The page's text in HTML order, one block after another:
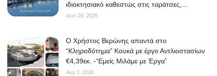
ιδιοκτησιακό καθεστώς στις ταράτσες,...
Ιουλ 29, 2026
O Χρήστος Βερώνης απαντά στο
“Κληροδότημα” Κουκά με έργο Αντλιοστασίων
€4,39εκ. -“Εμείς Μιλάμε με Έργα”
Αυγ 3, 2026